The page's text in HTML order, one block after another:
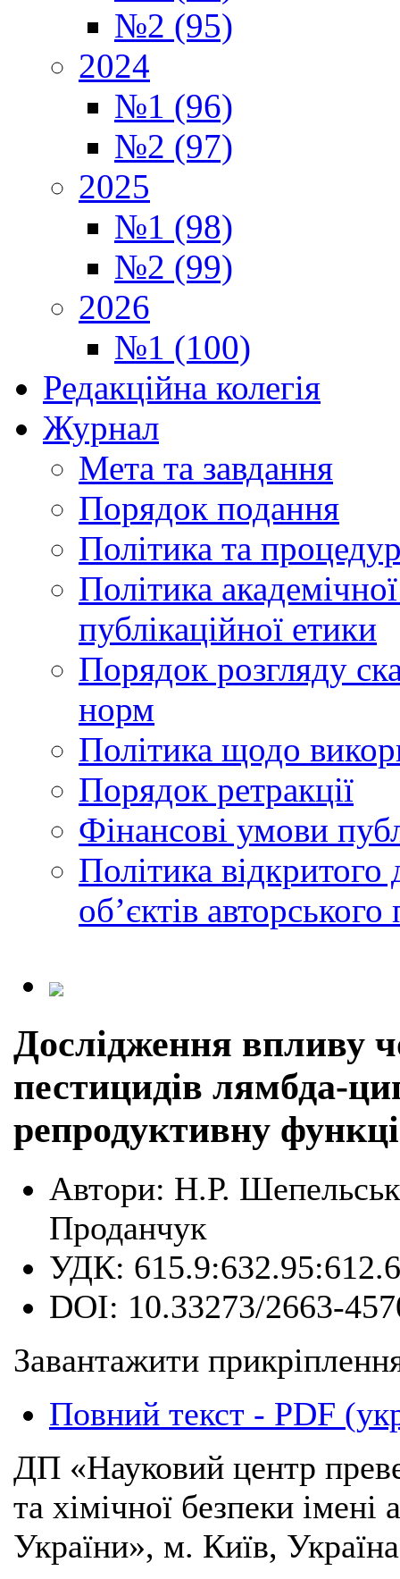
№2 (95)
2024
№1 (96)
№2 (97)
2025
№1 (98)
№2 (99)
2026
№1 (100)
Редакційна колегія
Журнал
Мета та завдання
Порядок подання
Політика та
Політика
публікаційної етики
Порядок розгляду
норм
Політика щодо
Порядок ретракції
Фінансові умови
Політика
обʼєктів авторського
Дослідження впливу
пестицидів лямбда-
репродуктивну
Автори: Н.Р.
Проданчук
УДК:
DOI: 10.33273/2663-
Завантажити
Повний текст - PDF
ДП «Науковий центр
та хімічної безпеки
України», м. Київ, Україна